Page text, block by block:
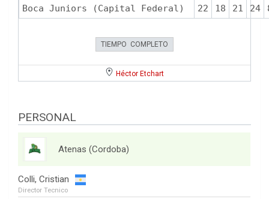
Boca Juniors (Capital Federal)
22 18 21 24
TIEMPO COMPLETO
Héctor Etchart
PERSONAL
Atenas (Cordoba)
Colli, Cristian
Director Tecnico